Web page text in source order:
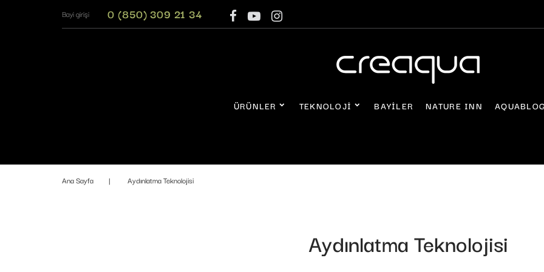
Bayi girişi 0 (850) 309 21 34
ÜRÜNLER TEKNOLOJI BAYILER NATURE INN
Ana Sayfa Aydınlatma Teknolojisi
Aydınlatma Teknolojisi